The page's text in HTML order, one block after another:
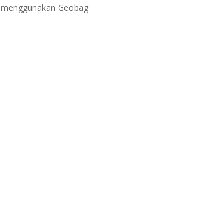
menggunakan Geobag